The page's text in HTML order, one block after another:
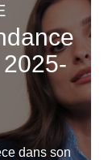
dans son